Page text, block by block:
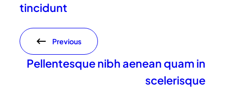
tincidunt
Previous
Pellentesque nibh aenean quam in
scelerisque